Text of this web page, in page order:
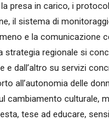
presa in carico, i
il sistema di
e la comunicazione
strategia regionale si
e dall’altro su servizi
all’autonomia delle
cambiamento culturale,
tese ad educare,